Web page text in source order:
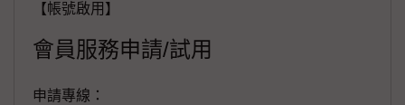
【帳號啟用】
會員服務申請/試用
申請專線：